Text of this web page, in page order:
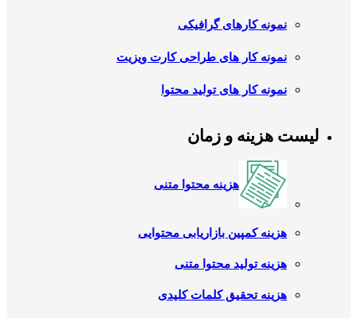
نمونه کارهای گرافیکی
نمونه کار های طراحی کارت ویزیت
نمونه کار های تولید محتوا
لیست هزینه و زمان
هزینه محتوا متنی
هزینه کمپین بازاریابی محتوایی
هزینه تولید محتوا متنی
هزینه تحقیق کلمات کلیدی